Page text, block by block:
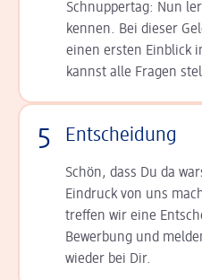
Schnup­per­tag: Nun
kennen. Bei dieser
einen ersten Einblick
kannst alle Fragen
5 Entscheidung
Schön, dass Du da
Ein­druck von uns
tref­fen wir eine
Bewerbung und
wieder bei Dir.